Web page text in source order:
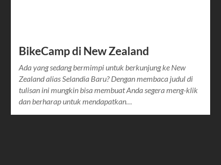
BikeCamp di New Zealand
Ada yang sedang bermimpi untuk berkunjung ke New
Zealand alias Selandia Baru? Dengan membaca judul di
tulisan ini mungkin bisa membuat Anda segera meng-klik
dan berharap untuk mendapatkan…